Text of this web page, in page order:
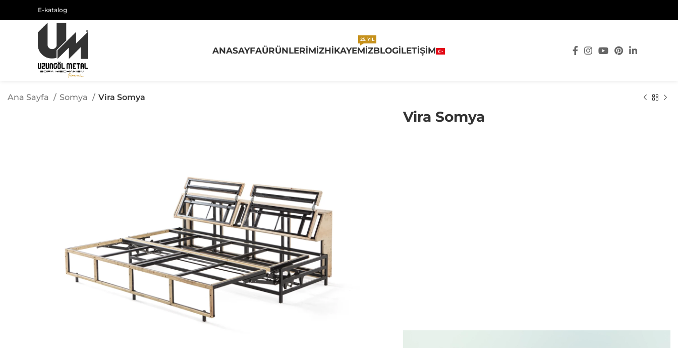
E-katalog
ANASAYFAÜRÜNLERIMIZHIKAYEMIZ
25. YIL
BLOGİLETIŞIM
Ana Sayfa Somya Vira Somya
Vira Somya